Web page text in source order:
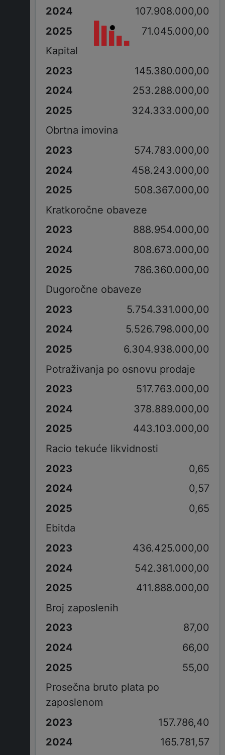
107.908.000,00
71.045.000,00
Kapital
145.380.000,00
253.288.000,00
324.333.000,00
Obrtna imovina
574.783.000,00
458.243.000,00
508.367.000,00
Kratkoročne obaveze
888.954.000,00
808.673.000,00
786.360.000,00
Dugoročne obaveze
5.754.331.000,00
5.526.798.000,00
6.304.938.000,00
Potraživanja po osnovu prodaje
517.763.000,00
378.889.000,00
443.103.000,00
Racio tekuće likvidnosti
0,65
0,57
0,65
Ebitda
436.425.000,00
542.381.000,00
411.888.000,00
Broj zaposlenih
87,00
66,00
55,00
Prosečna bruto plata po
zaposlenom
157.786,40
165.781,57